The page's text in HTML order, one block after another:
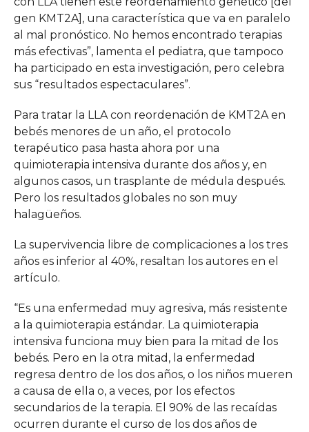
gen KMT2A], una característica que va en paralelo
al mal pronóstico. No hemos encontrado terapias
más efectivas”, lamenta el pediatra, que tampoco
ha participado en esta investigación, pero celebra
sus “resultados espectaculares”.
Para tratar la LLA con reordenación de KMT2A en
bebés menores de un año, el protocolo
terapéutico pasa hasta ahora por una
quimioterapia intensiva durante dos años y, en
algunos casos, un trasplante de médula después.
Pero los resultados globales no son muy
halagüeños.
La supervivencia libre de complicaciones a los tres
años es inferior al 40%, resaltan los autores en el
artículo.
“Es una enfermedad muy agresiva, más resistente
a la quimioterapia estándar. La quimioterapia
intensiva funciona muy bien para la mitad de los
bebés. Pero en la otra mitad, la enfermedad
regresa dentro de los dos años, o los niños mueren
a causa de ella o, a veces, por los efectos
secundarios de la terapia. El 90% de las recaídas
ocurren durante el curso de los dos años de